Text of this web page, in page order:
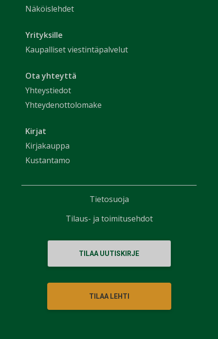
Näköislehdet
Yrityksille
Kaupalliset viestintäpalvelut
Ota yhteyttä
Yhteystiedot
Yhteydenottolomake
Kirjat
Kirjakauppa
Kustantamo
TILAA UUTISKIRJE
TILAA LEHTI
Tietosuoja
Tilaus- ja toimitusehdot